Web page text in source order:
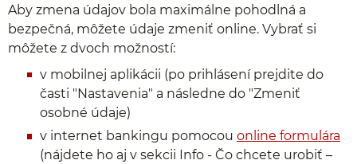
Aby zmena údajov bola maximálne pohodlná a
bezpečná, môžete údaje zmeniť online. Vybrať si
môžete z dvoch možností:
v mobilnej aplikácii (po prihlásení prejdite do
časti "Nastavenia" a následne do "Zmeniť
osobné údaje)
v internet bankingu pomocou online formulára
(nájdete ho aj v sekcii Info - Čo chcete urobiť –